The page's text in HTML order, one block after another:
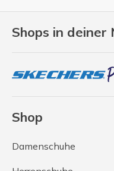
Shops in deiner
Shop
Damenschuhe